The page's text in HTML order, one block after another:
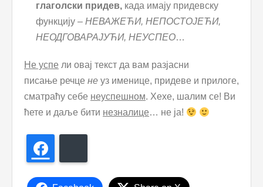
глаголски придев, када имају придевску
функцију – НЕВАЖЕЋИ, НЕПОСТОЈЕЋИ,
НЕОДГОВАРАЈУЋИ, НЕУСПЕО…
Не успе ли овај текст да вам разјасни
писање речце не уз именице, придеве и прилоге,
сматраћу себе неуспешном. Хехе, шалим се! Ви
ћете и даље бити незналице… не ја!